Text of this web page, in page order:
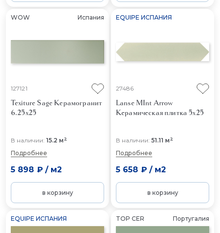
WOW Испания
127121
Texiture Sage Керамогранит
6.25x25
В наличии: 15.2 м2
Подробнее
5 898 ₽/ м2
в корзину
EQUIPE ИСПАНИЯ
27486
Lanse MInt Arrow
Керамическая плитка 5x25
В наличии: 51.11 м2
Подробнее
5 658 ₽/ м2
в корзину
EQUIPE ИСПАНИЯ TOP CER Португалия